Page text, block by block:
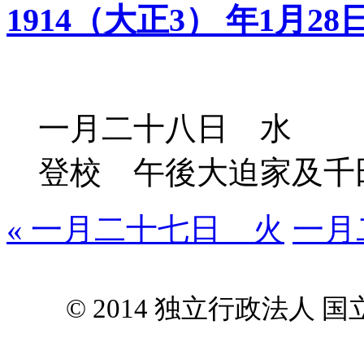
1914（大正3） 年1月28
一月二十八日 水
登校 午後大迫家及千
« 一月二十七日 火 一
© 2014 独立行政法人 国